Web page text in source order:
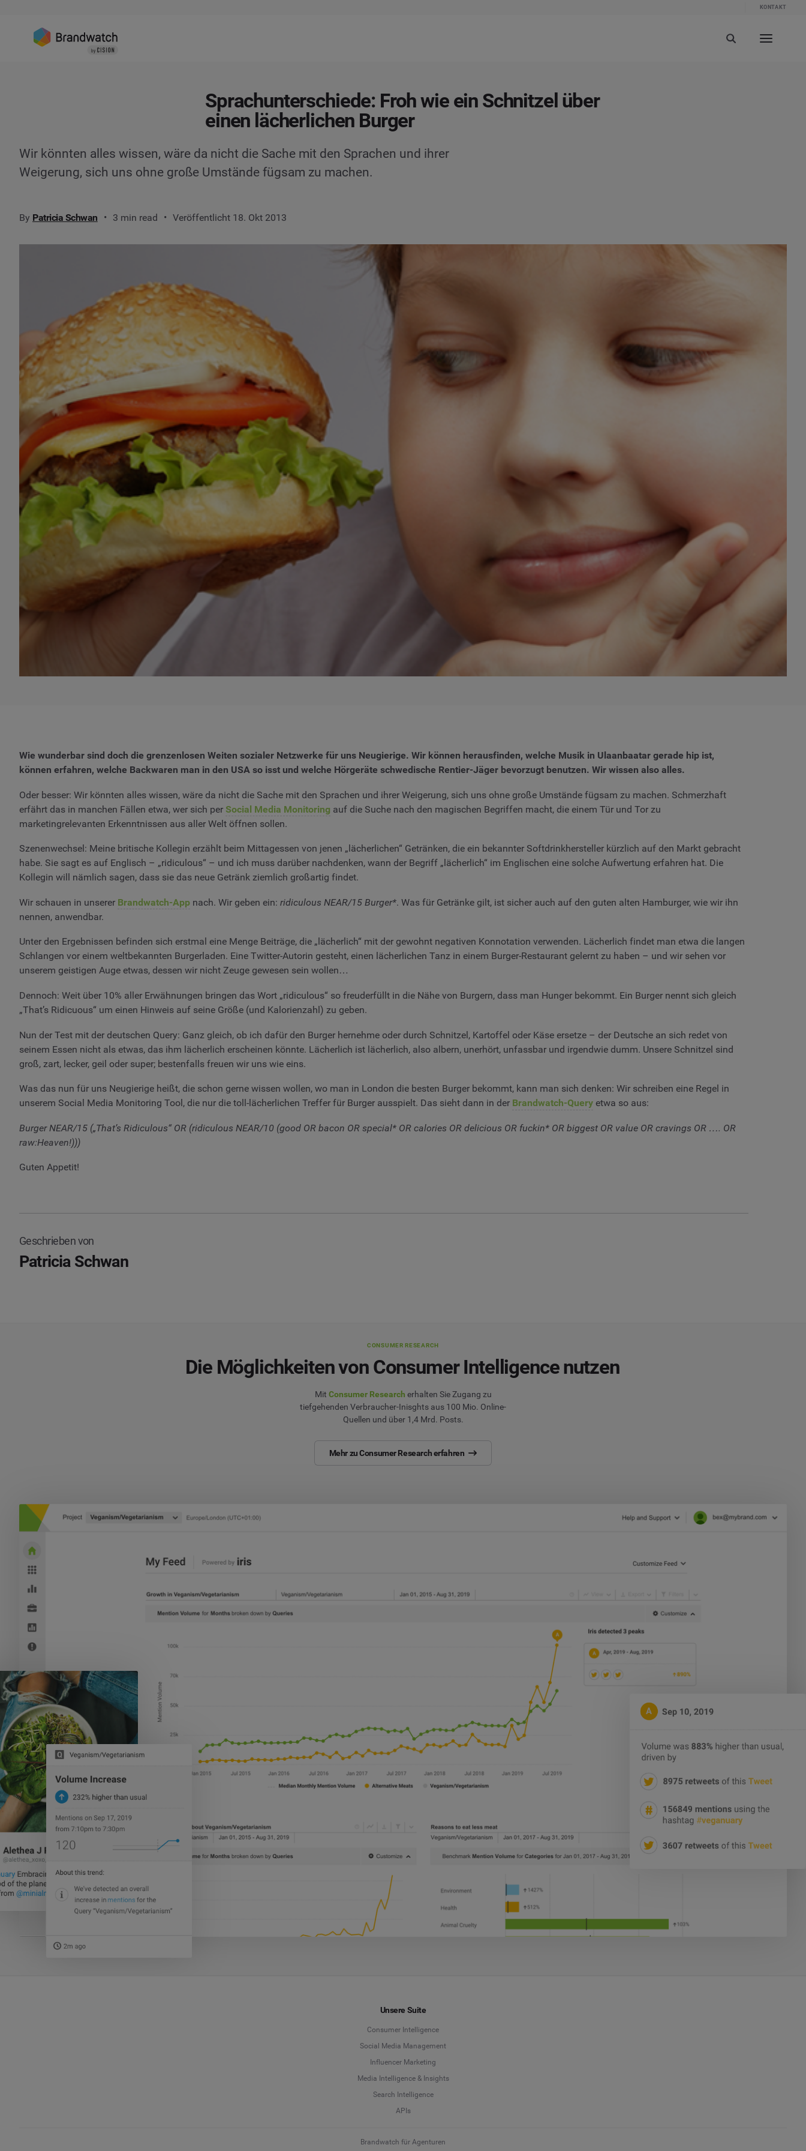
KONTAKT
Sprachunterschiede: Froh wie ein Schnitzel über
einen lächerlichen Burger
Wir könnten alles wissen, wäre da nicht die Sache mit den Sprachen und ihrer
Weigerung, sich uns ohne große Umstände fügsam zu machen.
By Patricia Schwan 3 min read Veröffentlicht 18. Okt 2013
Wie wunderbar sind doch die grenzenlosen Weiten sozialer Netzwerke für uns Neugierige. Wir können herausfinden, welche Musik in Ulaanbaatar gerade hip ist,
können erfahren, welche Backwaren man in den USA so isst und welche Hörgeräte schwedische Rentier-Jäger bevorzugt benutzen. Wir wissen also alles.
Oder besser: Wir könnten alles wissen, wäre da nicht die Sache mit den Sprachen und ihrer Weigerung, sich uns ohne große Umstände fügsam zu machen. Schmerzhaft
erfährt das in manchen Fällen etwa, wer sich per Social Media Monitoring auf die Suche nach den magischen Begriffen macht, die einem Tür und Tor zu
marketingrelevanten Erkenntnissen aus aller Welt öffnen sollen.
Szenenwechsel: Meine britische Kollegin erzählt beim Mittagessen von jenen „lächerlichen“ Getränken, die ein bekannter Softdrinkhersteller kürzlich auf den Markt gebracht
habe. Sie sagt es auf Englisch – „ridiculous“ – und ich muss darüber nachdenken, wann der Begriff „lächerlich“ im Englischen eine solche Aufwertung erfahren hat. Die
Kollegin will nämlich sagen, dass sie das neue Getränk ziemlich großartig findet.
Wir schauen in unserer Brandwatch-App nach. Wir geben ein: ridiculous NEAR/15 Burger*. Was für Getränke gilt, ist sicher auch auf den guten alten Hamburger, wie wir ihn
nennen, anwendbar.
Unter den Ergebnissen befinden sich erstmal eine Menge Beiträge, die „lächerlich“ mit der gewohnt negativen Konnotation verwenden. Lächerlich findet man etwa die langen
Schlangen vor einem weltbekannten Burgerladen. Eine Twitter-Autorin gesteht, einen lächerlichen Tanz in einem Burger-Restaurant gelernt zu haben – und wir sehen vor
unserem geistigen Auge etwas, dessen wir nicht Zeuge gewesen sein wollen…
Dennoch: Weit über 10% aller Erwähnungen bringen das Wort „ridiculous“ so freuderfüllt in die Nähe von Burgern, dass man Hunger bekommt. Ein Burger nennt sich gleich
„That’s Ridicuous“ um einen Hinweis auf seine Größe (und Kalorienzahl) zu geben.
Nun der Test mit der deutschen Query: Ganz gleich, ob ich dafür den Burger hernehme oder durch Schnitzel, Kartoffel oder Käse ersetze – der Deutsche an sich redet von
seinem Essen nicht als etwas, das ihm lächerlich erscheinen könnte. Lächerlich ist lächerlich, also albern, unerhört, unfassbar und irgendwie dumm. Unsere Schnitzel sind
groß, zart, lecker, geil oder super; bestenfalls freuen wir uns wie eins.
Was das nun für uns Neugierige heißt, die schon gerne wissen wollen, wo man in London die besten Burger bekommt, kann man sich denken: Wir schreiben eine Regel in
unserem Social Media Monitoring Tool, die nur die toll-lächerlichen Treffer für Burger ausspielt. Das sieht dann in der Brandwatch-Query etwa so aus:
Burger NEAR/15 („That’s Ridiculous“ OR (ridiculous NEAR/10 (good OR bacon OR special* OR calories OR delicious OR fuckin* OR biggest OR value OR cravings OR …. OR
raw:Heaven!)))
Guten Appetit!
Geschrieben von
Patricia Schwan
CONSUMER RESEARCH
Die Möglichkeiten von Consumer Intelligence nutzen
Mit Consumer Research erhalten Sie Zugang zu
tiefgehenden Verbraucher-Inisghts aus 100 Mio. Online-
Quellen und über 1,4 Mrd. Posts.
Mehr zu Consumer Research erfahren
Unsere Suite
Consumer Intelligence
Social Media Management
Influencer Marketing
Media Intelligence & Insights
Search Intelligence
APIs
Brandwatch für Agenturen